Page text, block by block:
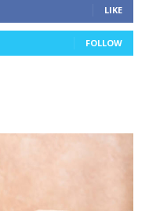
LIKE
FOLLOW